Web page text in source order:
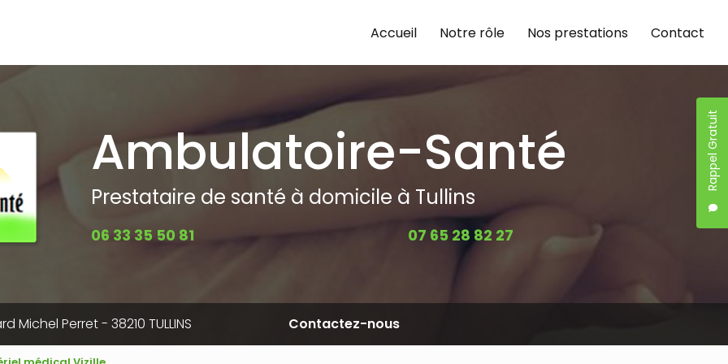
Rappel Gratuit
Accueil
Notre rôle Nos prestations Contact
Ambulatoire-Santé
Prestataire de santé à domicile à Tullins
06 33 35 50 81 07 65 28 82 27
Michel Perret - 38210 TULLINS Contactez-nous